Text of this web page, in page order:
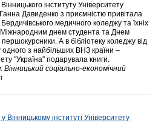
інституту Університету
Давиденко з приємністю привітала
Бердичівського медичного коледжу та їхніх
Міжнародним днем студента та Днем
А в бібліотеку коледжу від
одного з найбільших ВНЗ країни –
"Україна" подарувала книги.
:Вінницький соціально-економічний